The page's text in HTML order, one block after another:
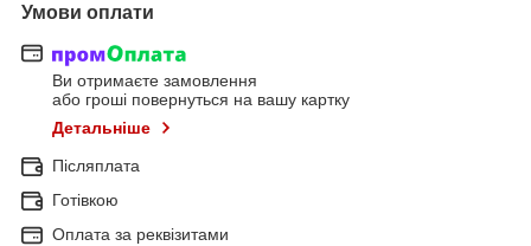
Умови оплати
Ви отримаєте замовлення
або гроші повернуться на вашу картку
Детальніше
Післяплата
Готівкою
Оплата за реквізитами